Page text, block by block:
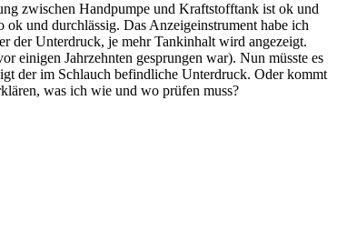
zwischen Handpumpe und Kraftstofftank ist ok und
und durchlässig. Das Anzeigeinstrument habe ich
der Unterdruck, je mehr Tankinhalt wird angezeigt.
einigen Jahrzehnten gesprungen war). Nun müsste es
der im Schlauch befindliche Unterdruck. Oder kommt
was ich wie und wo prüfen muss?